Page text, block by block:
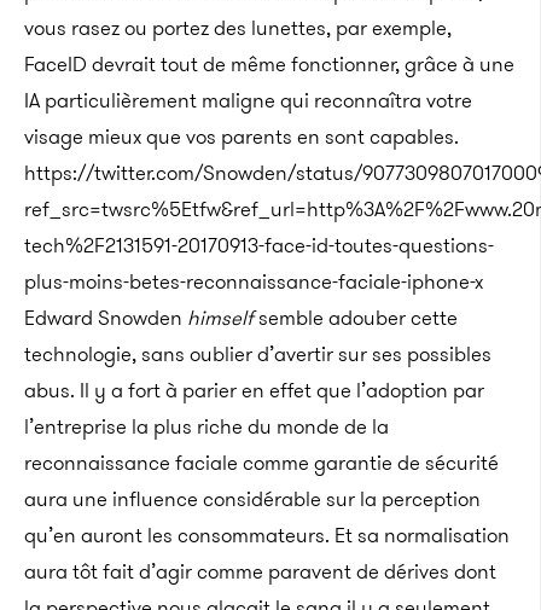
vous rasez ou portez des lunettes, par exemple,
FaceID devrait tout de même fonctionner, grâce à une
IA particulièrement maligne qui reconnaîtra votre
visage mieux que vos parents en sont capables.
https://twitter.com/Snowden/status/
tech%2F2131591-20170913-face-id-toutes-questions-
plus-moins-betes-reconnaissance-faciale-iphone-x
Edward Snowden himselfsemble adouber cette
technologie, sans oublier d’avertir sur ses possibles
abus. Il y a fort à parier en effet que l’adoption par
l’entreprise la plus riche du monde de la
reconnaissance faciale comme garantie de sécurité
aura une influence considérable sur la perception
qu’en auront les consommateurs. Et sa normalisation
aura tôt fait d’agir comme paravent de dérives dont